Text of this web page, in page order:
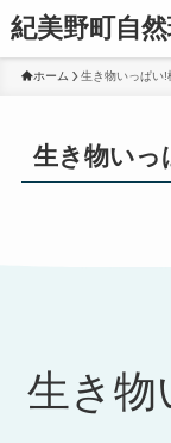
紀美野町自
ホーム 生き物いっぱい
生き物いっ
生き物